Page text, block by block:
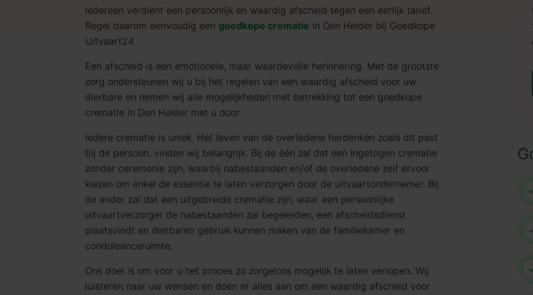
Iedereen verdient een persoonlijk en waardig afscheid tegen een eerlijk tarief.
Regel daarom eenvoudig een goedkope crematie in Den Helder bij Goedkope
Uitvaart24.
Een afscheid is een emotionele, maar waardevolle herinnering. Met de grootste
zorg ondersteunen wij u bij het regelen van een waardig afscheid voor uw
dierbare en nemen wij alle mogelijkheden met betrekking tot een goedkope
crematie in Den Helder met u door.
Iedere crematie is uniek. Het leven van de overledene herdenken zoals dit past
bij de persoon, vinden wij belangrijk. Bij de één zal dat een ingetogen crematie
zonder ceremonie zijn, waarbij nabestaanden en/of de overledene zelf ervoor
kiezen om enkel de essentie te laten verzorgen door de uitvaartondernemer. Bij
de ander zal dat een uitgebreide crematie zijn, waar een persoonlijke
uitvaartverzorger de nabestaanden zal begeleiden, een afscheidsdienst
plaatsvindt en dierbaren gebruik kunnen maken van de familiekamer en
condoleanceruimte.
Ons doel is om voor u het proces zo zorgeloos mogelijk te laten verlopen. Wij
luisteren naar uw wensen en doen er alles aan om een waardig afscheid voor